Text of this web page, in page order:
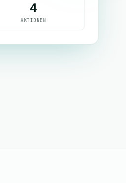
4
AKTIONEN